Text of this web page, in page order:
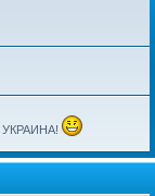
УКРАИНА!